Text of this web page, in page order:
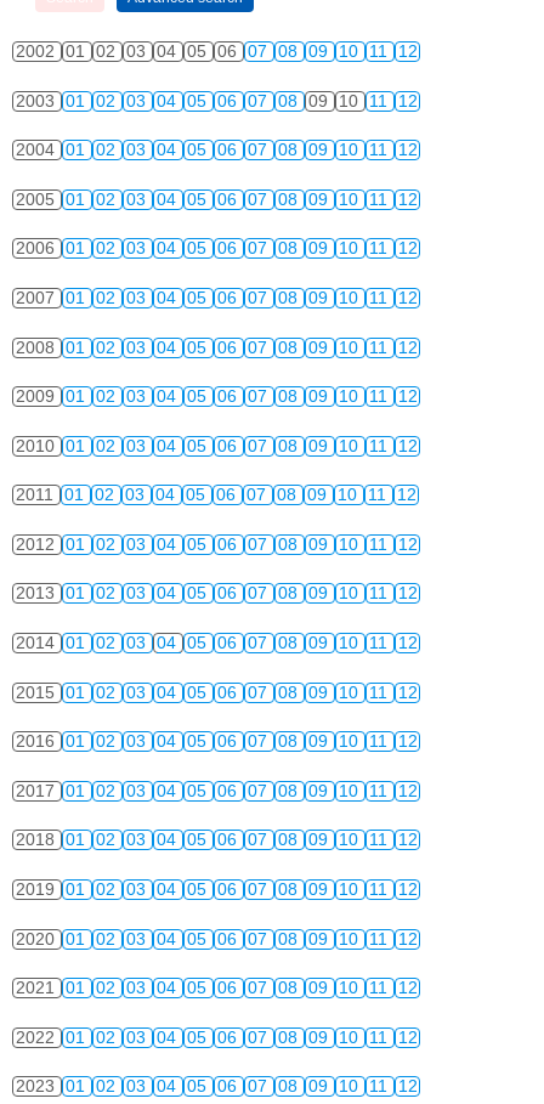
2002 01 02 03 04 05 06 07 08 09 10 11 12
2003 01 02 03 04 05 06 07 08 09 10 11 12
2004 01 02 03 04 05 06 07 08 09 10 11 12
2005 01 02 03 04 05 06 07 08 09 10 11 12
2006 01 02 03 04 05 06 07 08 09 10 11 12
2007 01 02 03 04 05 06 07 08 09 10 11 12
2008 01 02 03 04 05 06 07 08 09 10 11 12
2009 01 02 03 04 05 06 07 08 09 10 11 12
2010 01 02 03 04 05 06 07 08 09 10 11 12
2011 01 02 03 04 05 06 07 08 09 10 11 12
2012 01 02 03 04 05 06 07 08 09 10 11 12
2013 01 02 03 04 05 06 07 08 09 10 11 12
2014 01 02 03 04 05 06 07 08 09 10 11 12
2015 01 02 03 04 05 06 07 08 09 10 11 12
2016 01 02 03 04 05 06 07 08 09 10 11 12
2017 01 02 03 04 05 06 07 08 09 10 11 12
2018 01 02 03 04 05 06 07 08 09 10 11 12
2019 01 02 03 04 05 06 07 08 09 10 11 12
2020 01 02 03 04 05 06 07 08 09 10 11 12
2021 01 02 03 04 05 06 07 08 09 10 11 12
2022 01 02 03 04 05 06 07 08 09 10 11 12
2023 01 02 03 04 05 06 07 08 09 10 11 12